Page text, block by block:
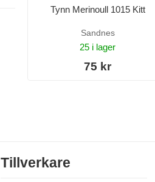
Tynn Merinoull 1015 Kitt
Sandnes
25 i lager
75 kr
Tillverkare